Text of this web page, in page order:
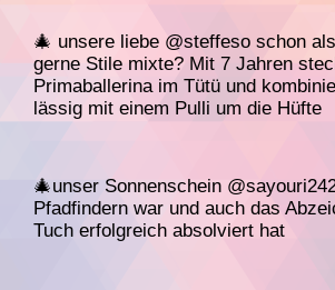
🎄 unsere liebe @steffeso schon
gerne Stile mixte? Mit 7 Jahren
Primaballerina im Tütü und
lässig mit einem Pulli um die Hüfte
🎄unser Sonnenschein
Pfadfindern war und auch das
Tuch erfolgreich absolviert hat